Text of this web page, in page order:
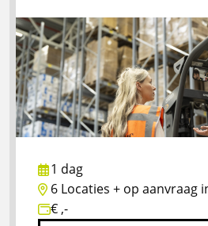
1 dag
6 Locaties + op aanvraag
€ ,-